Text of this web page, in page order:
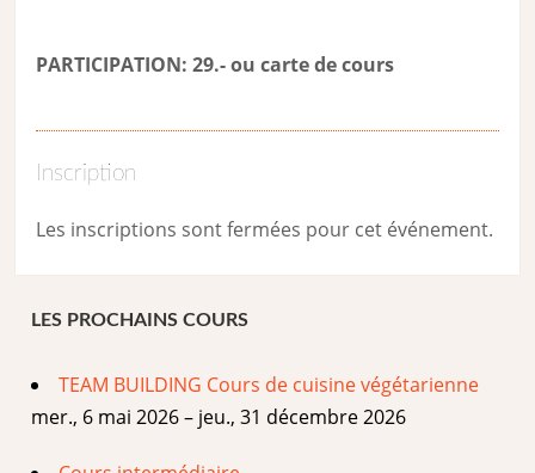
PARTICIPATION: 29.- ou carte de cours
Inscription
Les inscriptions sont fermées pour cet événement.
LES PROCHAINS COURS
TEAM BUILDING Cours de cuisine végétarienne
mer., 6 mai 2026 – jeu., 31 décembre 2026